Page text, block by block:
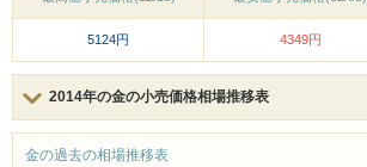
5124円 4349円
2014年の金の小売価格相場推移表
金の過去の相場推移表